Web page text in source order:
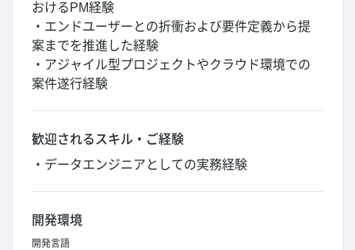
おけるPM経験
・エンドユーザーとの折衝および要件定義から提
案までを推進した経験
・アジャイル型プロジェクトやクラウド環境での
案件遂行経験
歓迎されるスキル・ご経験
・データエンジニアとしての実務経験
開発環境
開発言語